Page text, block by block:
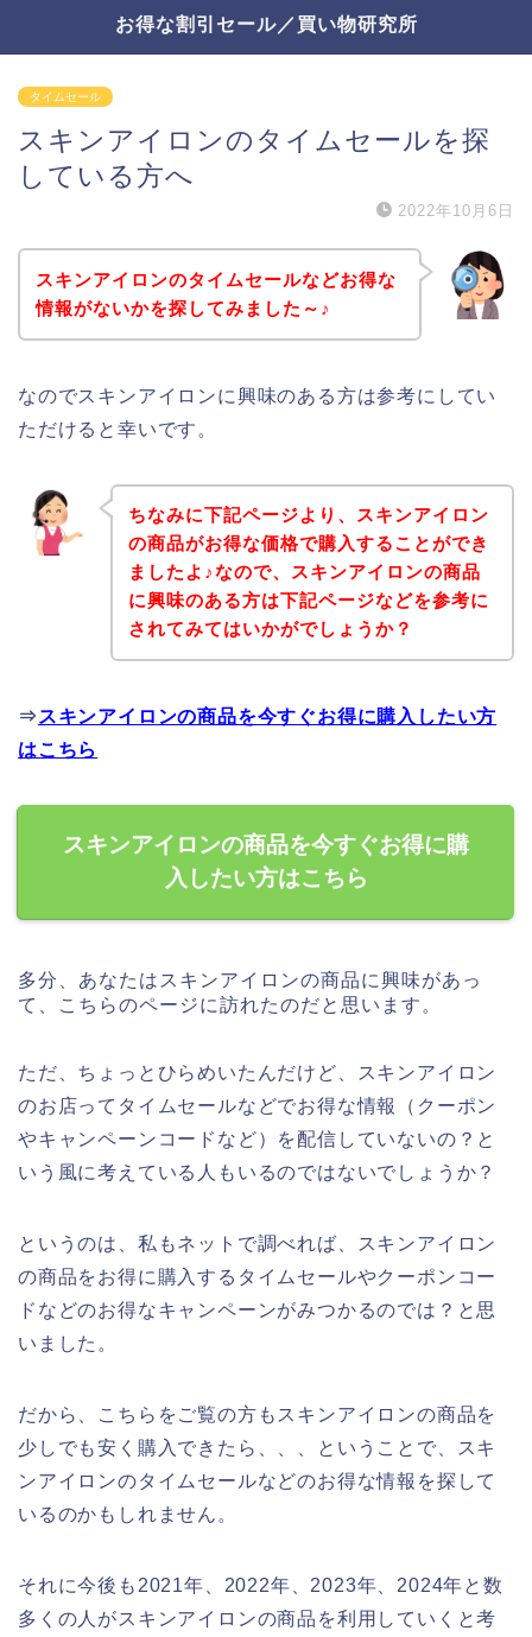
お得な割引セール／買い物研究所
タイムセール
スキンアイロンのタイムセールを探
している方へ
2022年10月6日
スキンアイロンのタイムセールなどお得な
情報がないかを探してみました～♪
なのでスキンアイロンに興味のある方は参考にしてい
ただけると幸いです。
ちなみに下記ページより、スキンアイロン
の商品がお得な価格で購入することができ
ましたよ♪なので、スキンアイロンの商品
に興味のある方は下記ページなどを参考に
されてみてはいかがでしょうか？
⇒ スキンアイロンの商品を今すぐお得に購入したい方
はこちら
スキンアイロンの商品を今すぐお得に購
入したい方はこちら
多分、あなたはスキンアイロンの商品に興味があっ
て、こちらのページに訪れたのだと思います。
ただ、ちょっとひらめいたんだけど、スキンアイロン
のお店ってタイムセールなどでお得な情報（クーポン
やキャンペーンコードなど）を配信していないの？と
いう風に考えている人もいるのではないでしょうか？
というのは、私もネットで調べれば、スキンアイロン
の商品をお得に購入するタイムセールやクーポンコー
ドなどのお得なキャンペーンがみつかるのでは？と思
いました。
だから、こちらをご覧の方もスキンアイロンの商品を
少しでも安く購入できたら、、、ということで、スキ
ンアイロンのタイムセールなどのお得な情報を探して
いるのかもしれません。
それに今後も2021年、2022年、2023年、2024年と数
多くの人がスキンアイロンの商品を利用していくと考